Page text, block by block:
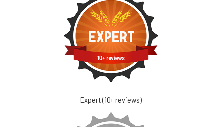
Expert (10+ reviews)